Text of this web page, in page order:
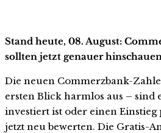
Stand heute, 08. August:
sollten jetzt genauer
Die neuen Commerzbank-
ersten Blick harmlos aus – sind
investiert ist oder einen Einstieg
jetzt neu bewerten. Die Gratis-